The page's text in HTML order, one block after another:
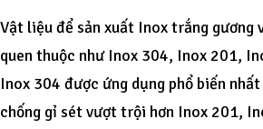
Vật liệu để sản xuất Inox trắng gương
quen thuộc như Inox 304, Inox 201,
Inox 304 được ứng dụng phổ biến
chống gỉ sét vượt trội hơn Inox 201,